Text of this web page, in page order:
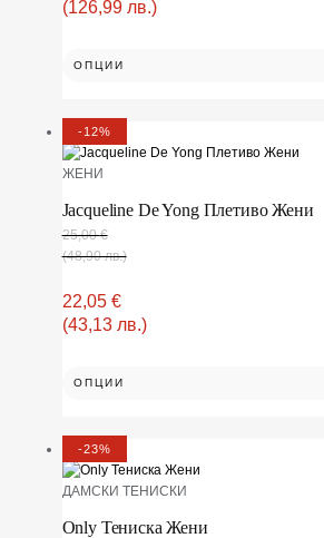
(126,99 лв.)
ОПЦИИ
-12%
ЖЕНИ
Jacqueline De Yong Плетиво Жени
25,00€
(48,90 лв.)
22,05 €
(43,13 лв.)
ОПЦИИ
-23%
ДАМСКИ ТЕНИСКИ
Only Тениска Жени